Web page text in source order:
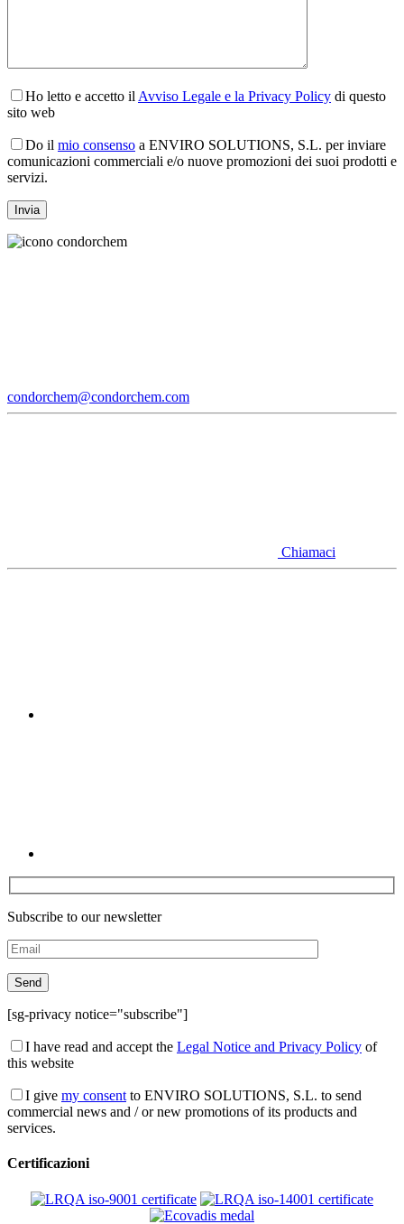
Ho letto e accetto ilAvviso Legale e la Privacy Policy di questo
sito web
Do il mio consenso a ENVIRO SOLUTIONS, S.L. per inviare
comunicazioni commerciali e/o nuove promozioni dei suoi prodotti e
servizi.
condorchem@condorchem.com
Chiamaci
Subscribe to our newsletter
[sg-privacy notice="subscribe"]
I have read and accept the Legal Notice and Privacy Policy of
this website
I give my consent to ENVIRO SOLUTIONS, S.L. to send
commercial news and / or new promotions of its products and
services.
Certificazioni